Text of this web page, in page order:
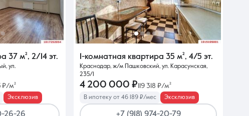
37 м², 2/14 эт.
ул.
₽/м²
Эксклюзив
1-комнатная квартира 35 м², 4/5 эт.
Краснодар, ж/м Пашковский, ул. Карасунская,
235/1
4 200 000 ₽ 119 318 ₽/м²
В ипотеку от 46 189 ₽/мес Эксклюзив